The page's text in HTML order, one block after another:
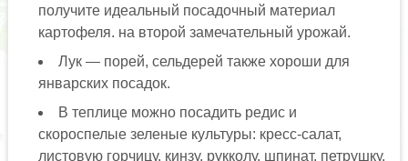
получите идеальный посадочный материал
картофеля. на второй замечательный урожай.
Лук — порей, сельдерей также хороши для
январских посадок.
В теплице можно посадить редис и
скороспелые зеленые культуры: кресс-салат,
листовую горчицу, кинзу, рукколу, шпинат, петрушку.